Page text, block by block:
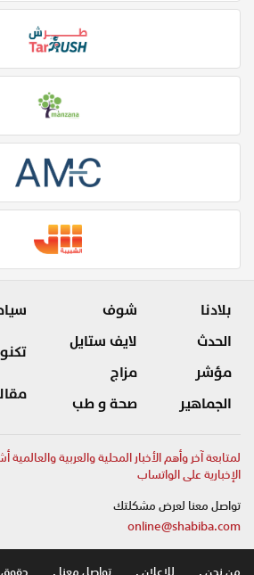
بلادنا
الحدث
مؤشر
الجماهير
شوف
لايف ستايل
مزاج
صحة و طب
لمتابعة آخر وأهم الأخبار المحلية والعربية
الإخبارية على الواتساب
تواصل معنا لعرض مشكلتك
online@shabiba.com